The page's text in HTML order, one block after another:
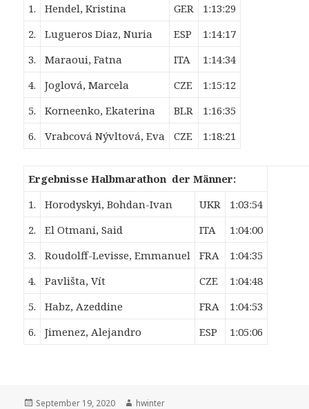
1. Hendel, Kristina GER
1:13:29
2.
Lugueros Diaz, Nuria ESP
1:14:17
3.
Maraoui, Fatna ITA
1:14:34
4.
Joglová, Marcela CZE
1:15:12
5.
Korneenko, Ekaterina BLR
1:16:35
6.
Vrabcová Nývltová, Eva CZE 1:18:21
Ergebnisse Halbmarathon der Männer:
1.
Horodyskyi, Bohdan-Ivan UKR
1:03:54
2.
El Otmani, Said ITA
1:04:00
3.
Roudolff-Levisse, Emmanuel FRA
1:04:35
4.
Pavlišta, Vít CZE
1:04:48
5.
Habz, Azeddine FRA
1:04:53
6.
Jimenez, Alejandro ESP 1:05:06
Veröffentlicht
September 19, 2020 Autor
hwinter